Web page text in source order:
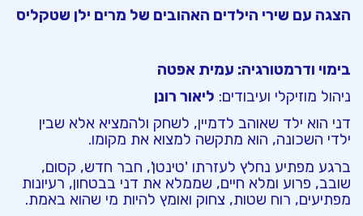
הצגה עם שירי הילדים האהובים של מרים ילן שטקליס
בימוי ודרמטורגיה: עמית אפטה
ניהול מוזיקלי ועיבודים: ליאור רונן
דני הוא ילד שאוהב לדמיין, לשחק ולהמציא אלא שבין
ילדי השכונה, הוא מתקשה למצוא את מקומו.
ברגע מפתיע נחלץ לעזרתו 'טינטן', חבר חדש, קסום,
שובב, פרוע ומלא חיים, שממלא את דני בבטחון, רעיונות
מפתיעים, רוח שטות, צחוק ואומץ להיות מי שהוא באמת.